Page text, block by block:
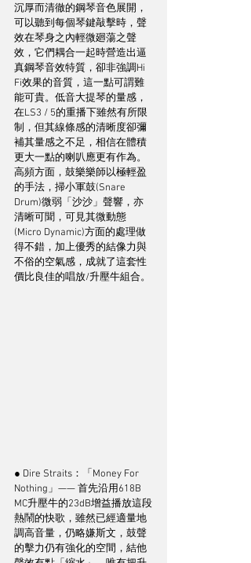
沉厚而清徹的鋼琴音色展開，
可以聽到每個琴鍵敲擊時，聲
效在琴身之內輕微廻蕩之聲
效，它們耦合一起時營造出逼
真鋼琴音效特質，卻非強調Hi
Fi效果的音質，這一點可謂難
能可貴。低音大提琴的量感，
在LS3 / 5的重播下雖然有所限
制，但其線條感的清晰度卻彌
補其量感之不足，相信在體積
更大一點的喇叭應更有作為。
高頻方面，鼓樂樂師以極輕盈
的手法，掃小軍鼓(Snare
Drum)微弱「沙沙」聲響，亦
清晰可聞，可見其微動態
(Micro Dynamic)方面的處理做
得不錯，加上優秀的結像力與
不俗的空氣感，成就了這套性
價比良佳的唱放/升壓牛組合。
● Dire Straits：「Money For
Nothing」—— 首先沿用618B
MC升壓牛的23dB增益播放這段
熱鬧的快歌，雖然已經適量地
調高音量，仍略嫌斯文，鼓聲
的擊力仍有強化的空間，結他